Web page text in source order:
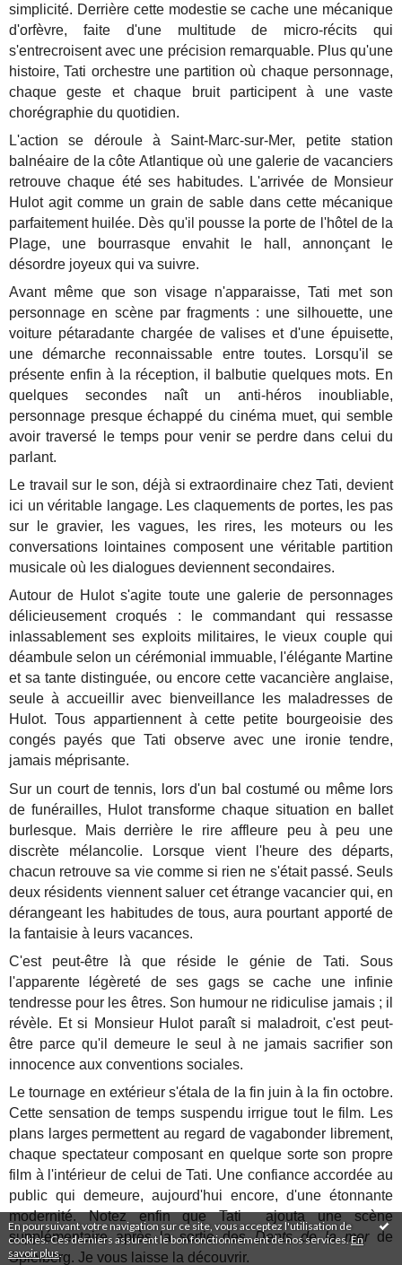
En poursuivant votre navigation sur ce site, vous acceptez l'utilisation de
cookies. Ces derniers assurent le bon fonctionnement de nos services.En
savoir plus.
simplicité. Derrière cette modestie se cache une mécanique
d'orfèvre, faite d'une multitude de micro-récits qui
s'entrecroisent avec une précision remarquable. Plus qu'une
histoire, Tati orchestre une partition où chaque personnage,
chaque geste et chaque bruit participent à une vaste
chorégraphie du quotidien.
L'action se déroule à Saint-Marc-sur-Mer, petite station
balnéaire de la côte Atlantique où une galerie de vacanciers
retrouve chaque été ses habitudes. L'arrivée de Monsieur
Hulot agit comme un grain de sable dans cette mécanique
parfaitement huilée. Dès qu'il pousse la porte de l'hôtel de la
Plage, une bourrasque envahit le hall, annonçant le
désordre joyeux qui va suivre.
Avant même que son visage n'apparaisse, Tati met son
personnage en scène par fragments : une silhouette, une
voiture pétaradante chargée de valises et d'une épuisette,
une démarche reconnaissable entre toutes. Lorsqu'il se
présente enfin à la réception, il balbutie quelques mots. En
quelques secondes naît un anti-héros inoubliable,
personnage presque échappé du cinéma muet, qui semble
avoir traversé le temps pour venir se perdre dans celui du
parlant.
Le travail sur le son, déjà si extraordinaire chez Tati, devient
ici un véritable langage. Les claquements de portes, les pas
sur le gravier, les vagues, les rires, les moteurs ou les
conversations lointaines composent une véritable partition
musicale où les dialogues deviennent secondaires.
Autour de Hulot s'agite toute une galerie de personnages
délicieusement croqués : le commandant qui ressasse
inlassablement ses exploits militaires, le vieux couple qui
déambule selon un cérémonial immuable, l'élégante Martine
et sa tante distinguée, ou encore cette vacancière anglaise,
seule à accueillir avec bienveillance les maladresses de
Hulot. Tous appartiennent à cette petite bourgeoisie des
congés payés que Tati observe avec une ironie tendre,
jamais méprisante.
Sur un court de tennis, lors d'un bal costumé ou même lors
de funérailles, Hulot transforme chaque situation en ballet
burlesque. Mais derrière le rire affleure peu à peu une
discrète mélancolie. Lorsque vient l'heure des départs,
chacun retrouve sa vie comme si rien ne s'était passé. Seuls
deux résidents viennent saluer cet étrange vacancier qui, en
dérangeant les habitudes de tous, aura pourtant apporté de
la fantaisie à leurs vacances.
C'est peut-être là que réside le génie de Tati. Sous
l'apparente légèreté de ses gags se cache une infinie
tendresse pour les êtres. Son humour ne ridiculise jamais ; il
révèle. Et si Monsieur Hulot paraît si maladroit, c'est peut-
être parce qu'il demeure le seul à ne jamais sacrifier son
innocence aux conventions sociales.
Le tournage en extérieur s'étala de la fin juin à la fin octobre.
Cette sensation de temps suspendu irrigue tout le film. Les
plans larges permettent au regard de vagabonder librement,
chaque spectateur composant en quelque sorte son propre
film à l'intérieur de celui de Tati. Une confiance accordée au
public qui demeure, aujourd'hui encore, d'une étonnante
modernité. Notez enfin que Tati ajouta une scène
supplémentaire après la sortie desDents de la merde
Spielberg. Je vous laisse la découvrir.